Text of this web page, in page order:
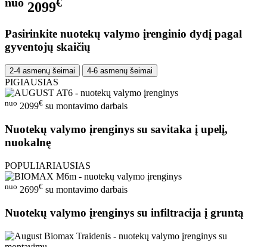
2099
Pasirinkite nuotekų valymo įrenginio dydį pagal
gyventojų skaičių
2-4 asmenų šeimai 4-6 asmenų šeimai
PIGIAUSIAS
nuo 2099€ su montavimo darbais
Nuotekų valymo įrenginys su savitaka į upelį,
nuokalnę
POPULIARIAUSIAS
nuo 2699€ su montavimo darbais
Nuotekų valymo įrenginys su infiltracija į gruntą